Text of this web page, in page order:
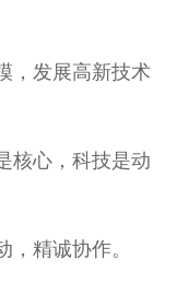
，发展高新技术
核心，科技是动
精诚协作。